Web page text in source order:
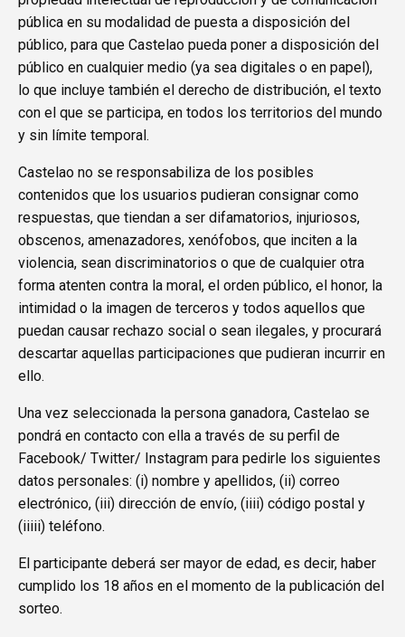
pública en su modalidad de puesta a disposición del
público, para que Castelao pueda poner a disposición del
público en cualquier medio (ya sea digitales o en papel),
lo que incluye también el derecho de distribución, el texto
con el que se participa, en todos los territorios del mundo
y sin límite temporal.
Castelao no se responsabiliza de los posibles
contenidos que los usuarios pudieran consignar como
respuestas, que tiendan a ser difamatorios, injuriosos,
obscenos, amenazadores, xenófobos, que inciten a la
violencia, sean discriminatorios o que de cualquier otra
forma atenten contra la moral, el orden público, el honor, la
intimidad o la imagen de terceros y todos aquellos que
puedan causar rechazo social o sean ilegales, y procurará
descartar aquellas participaciones que pudieran incurrir en
ello.
Una vez seleccionada la persona ganadora, Castelao se
pondrá en contacto con ella a través de su perfil de
Facebook/ Twitter/ Instagram para pedirle los siguientes
datos personales: (i) nombre y apellidos, (ii) correo
electrónico, (iii) dirección de envío, (iiii) código postal y
(iiiii) teléfono.
El participante deberá ser mayor de edad, es decir, haber
cumplido los 18 años en el momento de la publicación del
sorteo.